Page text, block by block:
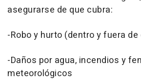
asegurarse de que cubra:
-Robo y hurto (dentro y fuera
-Daños por agua, incendios y
meteorológicos